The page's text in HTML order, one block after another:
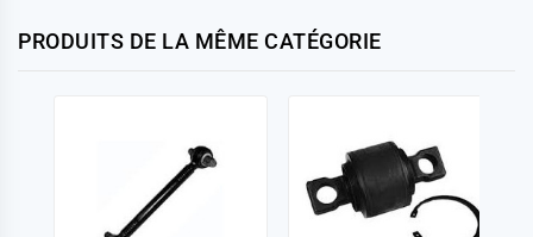
PRODUITS DE LA MÊME CATÉGORIE